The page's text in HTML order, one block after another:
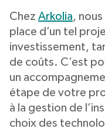
Chez Arkolia,
place d’un tel
investissement,
de coûts. C’est
un
étape de votre
à la gestion de
choix des